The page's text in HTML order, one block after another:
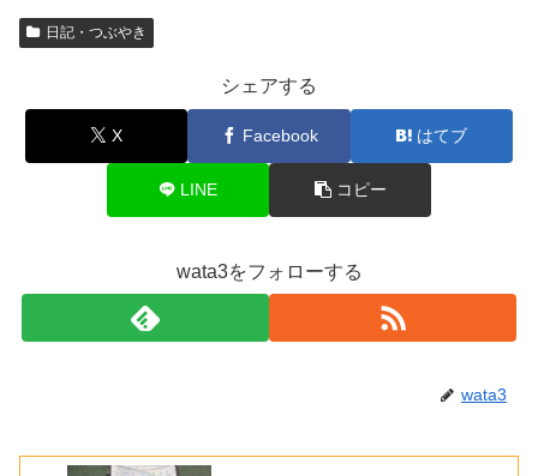
日記・つぶやき
シェアする
X Facebook はてブ
LINE コピー
wata3をフォローする
wata3